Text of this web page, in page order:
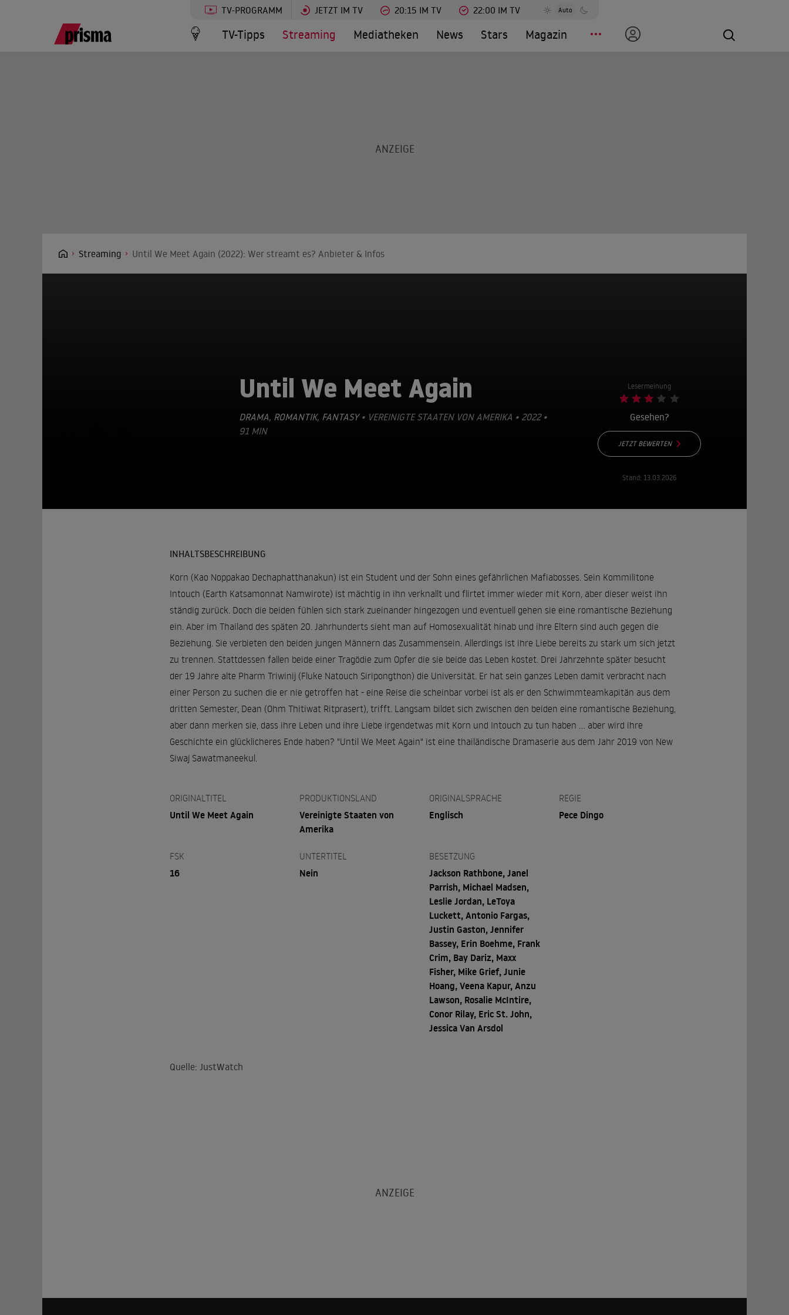
TV-PROGRAMM JETZT IM TV 20:15 IM TV 22:00 IM TV Auto
TV-Tipps Streaming Mediatheken News Stars Magazin
Streaming Until We Meet Again (2022): Wer streamt es? Anbieter & Infos
Until We Meet Again
DRAMA, ROMANTIK, FANTASY• VEREINIGTE STAATEN VON AMERIKA • 2022 •
91 MIN
Lesermeinung
Gesehen?
JETZT BEWERTEN
Stand: 13.03.2026
INHALTSBESCHREIBUNG
Korn (Kao Noppakao Dechaphatthanakun) ist ein Student und der Sohn eines gefährlichen Mafiabosses. Sein Kommilitone
Intouch (Earth Katsamonnat Namwirote) ist mächtig in ihn verknallt und flirtet immer wieder mit Korn, aber dieser weist ihn
ständig zurück. Doch die beiden fühlen sich stark zueinander hingezogen und eventuell gehen sie eine romantische Beziehung
ein. Aber im Thailand des späten 20. Jahrhunderts sieht man auf Homosexualität hinab und ihre Eltern sind auch gegen die
Beziehung. Sie verbieten den beiden jungen Männern das Zusammensein. Allerdings ist ihre Liebe bereits zu stark um sich jetzt
zu trennen. Stattdessen fallen beide einer Tragödie zum Opfer die sie beide das Leben kostet. Drei Jahrzehnte später besucht
der 19 Jahre alte Pharm Triwinij (Fluke Natouch Siripongthon) die Universität. Er hat sein ganzes Leben damit verbracht nach
einer Person zu suchen die er nie getroffen hat - eine Reise die scheinbar vorbei ist als er den Schwimmteamkapitän aus dem
dritten Semester, Dean (Ohm Thitiwat Ritprasert), trifft. Langsam bildet sich zwischen den beiden eine romantische Beziehung,
aber dann merken sie, dass ihre Leben und ihre Liebe irgendetwas mit Korn und Intouch zu tun haben ... aber wird ihre
Geschichte ein glücklicheres Ende haben? "Until We Meet Again" ist eine thailändische Dramaserie aus dem Jahr 2019 von New
Siwaj Sawatmaneekul.
ORIGINALTITEL
Until We Meet Again
PRODUKTIONSLAND
Vereinigte Staaten von
Amerika
ORIGINALSPRACHE
Englisch
REGIE
Pece Dingo
FSK
16
UNTERTITEL
Nein
BESETZUNG
Jackson Rathbone, Janel
Parrish, Michael Madsen,
Leslie Jordan, LeToya
Luckett, Antonio Fargas,
Justin Gaston, Jennifer
Bassey, Erin Boehme, Frank
Crim, Bay Dariz, Maxx
Fisher, Mike Grief, Junie
Hoang, Veena Kapur, Anzu
Lawson, Rosalie McIntire,
Conor Rilay, Eric St. John,
Jessica Van Arsdol
Quelle: JustWatch